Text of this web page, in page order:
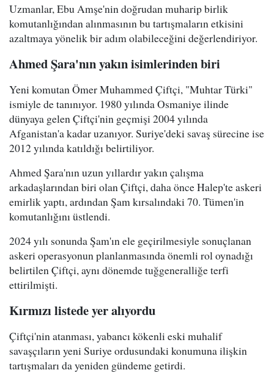
Uzmanlar, Ebu Amşe'nin doğrudan muharip birlik
komutanlığından alınmasının bu tartışmaların etkisini
azaltmaya yönelik bir adım olabileceğini değerlendiriyor.
Ahmed Şara'nın yakın isimlerinden biri
Yeni komutan Ömer Muhammed Çiftçi, "Muhtar Türki"
ismiyle de tanınıyor. 1980 yılında Osmaniye ilinde
dünyaya gelen Çiftçi'nin geçmişi 2004 yılında
Afganistan'a kadar uzanıyor. Suriye'deki savaş sürecine ise
2012 yılında katıldığı belirtiliyor.
Ahmed Şara'nın uzun yıllardır yakın çalışma
arkadaşlarından biri olan Çiftçi, daha önce Halep'te askeri
emirlik yaptı, ardından Şam kırsalındaki 70. Tümen'in
komutanlığını üstlendi.
2024 yılı sonunda Şam'ın ele geçirilmesiyle sonuçlanan
askeri operasyonun planlanmasında önemli rol oynadığı
belirtilen Çiftçi, aynı dönemde tuğgeneralliğe terfi
ettirilmişti.
Kırmızı listede yer alıyordu
Çiftçi'nin atanması, yabancı kökenli eski muhalif
savaşçıların yeni Suriye ordusundaki konumuna ilişkin
tartışmaları da yeniden gündeme getirdi.